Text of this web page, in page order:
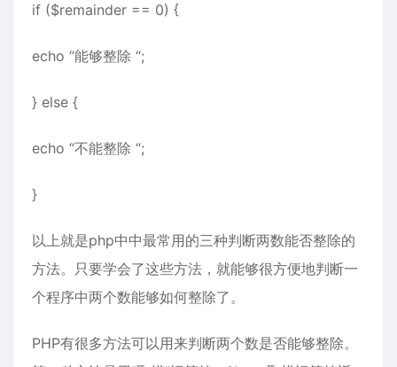
if ($remainder == 0) {
echo “能够整除 “;
} else {
echo “不能整除 “;
}
以上就是php中中最常用的三种判断两数能否整除的
方法。只要学会了这些方法，就能够很方便地判断一
个程序中两个数能够如何整除了。
PHP有很多方法可以用来判断两个数是否能够整除。